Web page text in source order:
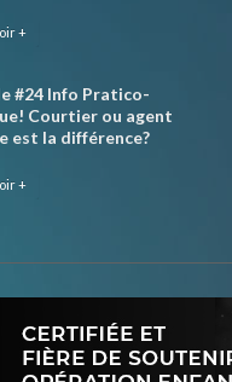
+
#24 Info Pratico-
Courtier ou agent
est la différence?
+